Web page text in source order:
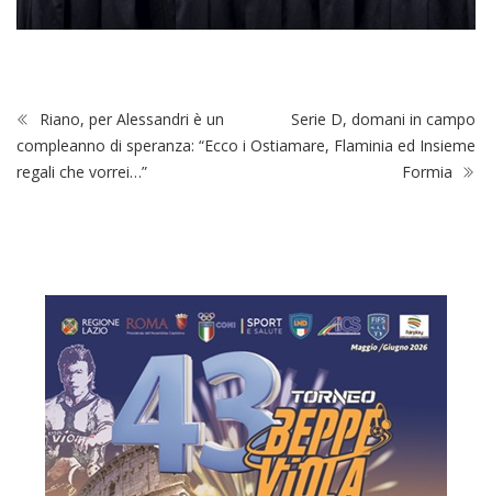
Riano, per Alessandri è un
compleanno di speranza: “Ecco i
regali che vorrei…”
Serie D, domani in campo
Ostiamare, Flaminia ed Insieme
Formia